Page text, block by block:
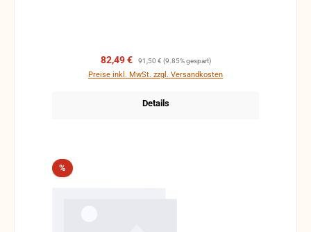
Verkaufspreis:
82,49 € Regulärer Preis:
91,50 € (9.85% gespart)
Preise inkl. MwSt. zzgl. Versandkosten
Details
%Rabatt